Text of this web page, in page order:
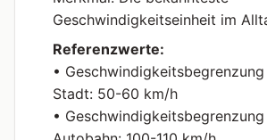
Geschwindigkeitseinheit im
Referenzwerte:
•
Stadt: 50-60 km/h
•